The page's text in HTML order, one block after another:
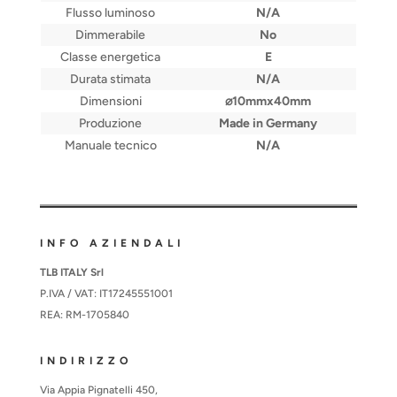
Flusso luminoso
N/A
Dimmerabile
No
Classe energetica
E
Durata stimata
N/A
Dimensioni
⌀10mmx40mm
Produzione
Made in Germany
Manuale tecnico
N/A
INFO AZIENDALI
TLB ITALY Srl
P.IVA / VAT: IT17245551001
REA: RM-1705840
INDIRIZZO
Via Appia Pignatelli 450,